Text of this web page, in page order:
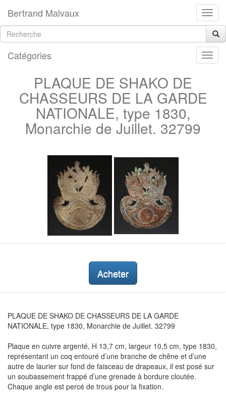
Bertrand Malvaux
Catégories
PLAQUE DE SHAKO DE
CHASSEURS DE LA GARDE
NATIONALE, type 1830,
Monarchie de Juillet. 32799
Acheter
PLAQUE DE SHAKO DE CHASSEURS DE LA GARDE
NATIONALE, type 1830, Monarchie de Juillet. 32799
Plaque en cuivre argenté, H 13,7 cm, largeur 10,5 cm, type 1830,
représentant un coq entouré d’une branche de chêne et d’une
autre de laurier sur fond de faisceau de drapeaux, il est posé sur
un soubassement frappé d’une grenade à bordure cloutée.
Chaque angle est percé de trous pour la fixation.